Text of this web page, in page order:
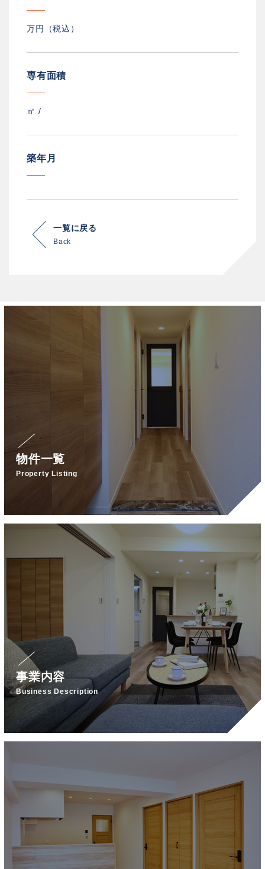
万円（税込）
専有面積
㎡ /
築年月
一覧に戻る
Back
物件一覧
Property Listing
事業内容
Business Description